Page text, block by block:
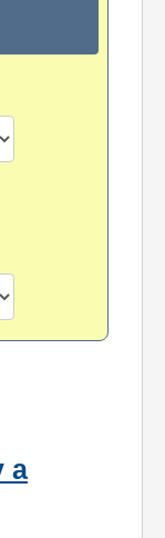
a